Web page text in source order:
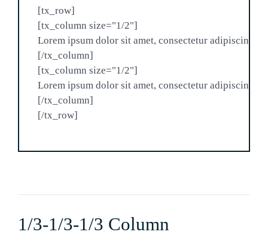
[tx_row]
[tx_column size="1/2"]
Lorem ipsum dolor sit amet, consectetur adipiscing
[/tx_column]
[tx_column size="1/2"]
Lorem ipsum dolor sit amet, consectetur adipiscing
[/tx_column]
1/3-1/3-1/3 Column